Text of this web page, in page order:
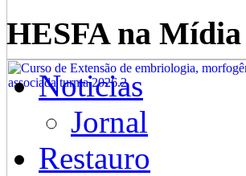
HESFA na Mídia
Noticias
Jornal
Restauro